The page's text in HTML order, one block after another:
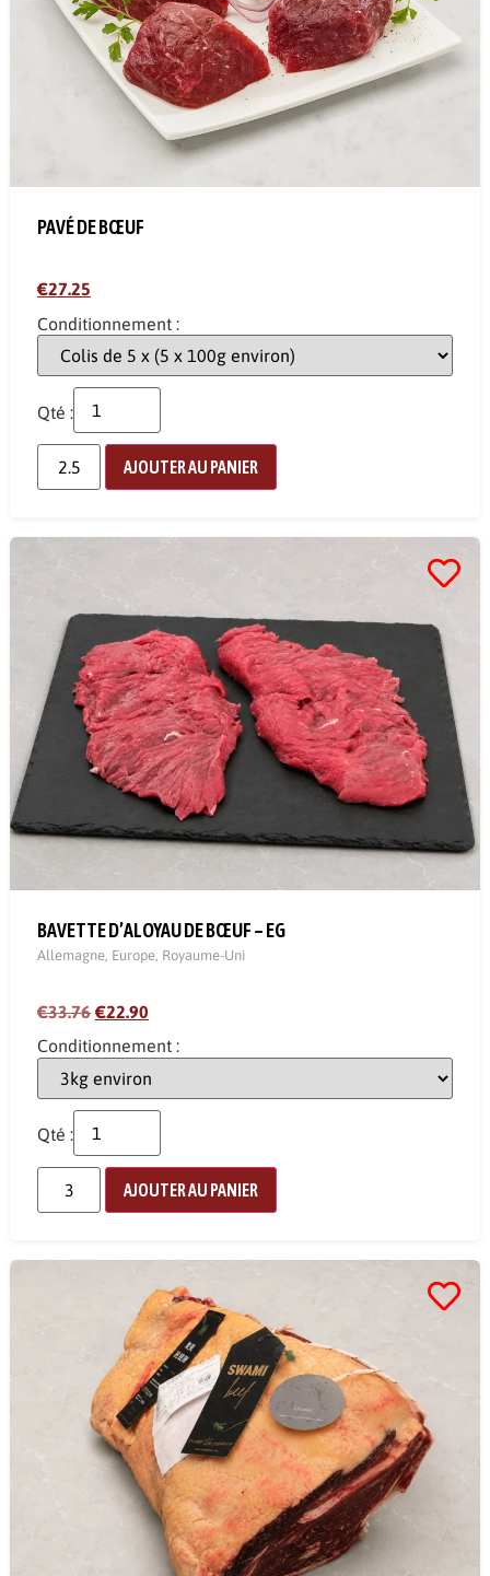
PAVÉ DE BŒUF
€27.25
Conditionnement :
Qté :
AJOUTER AU PANIER
BAVETTE D’ALOYAU DE BŒUF – EG
Allemagne, Europe, Royaume-Uni
€33.76 €22.90
Conditionnement :
Qté :
AJOUTER AU PANIER